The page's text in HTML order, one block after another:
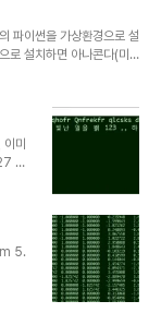
파이썬을 가상환경으로 설
설치하면 아나콘다(미
다. 나의 경우 윈도우즈
안에서
편하게 느껴져서였다. 그
하게 느껴진다. 이것을
미
한
즈의
체
입
세
변
드는
5.